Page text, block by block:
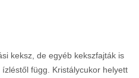
keksz, de egyéb kekszfajták is
függ. Kristálycukor helyett